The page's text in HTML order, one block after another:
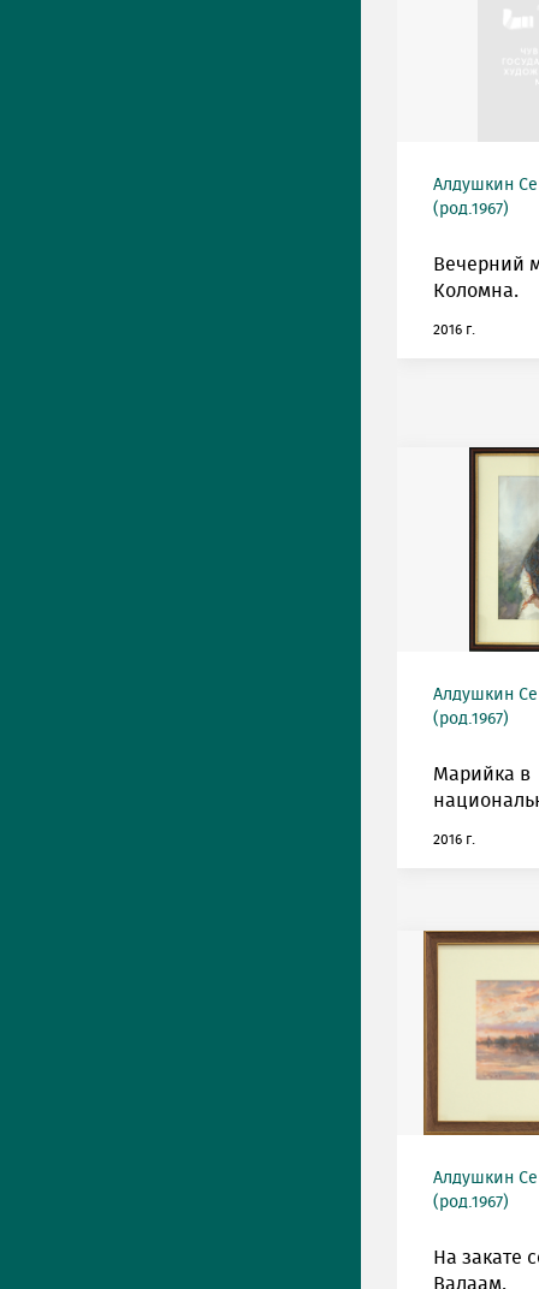
Алдушкин
(род.1967)
Вечерний
Коломна.
2016 г.
Алдушкин
(род.1967)
Марийка в
2016 г.
Алдушкин
(род.1967)
На закате
Валаам.